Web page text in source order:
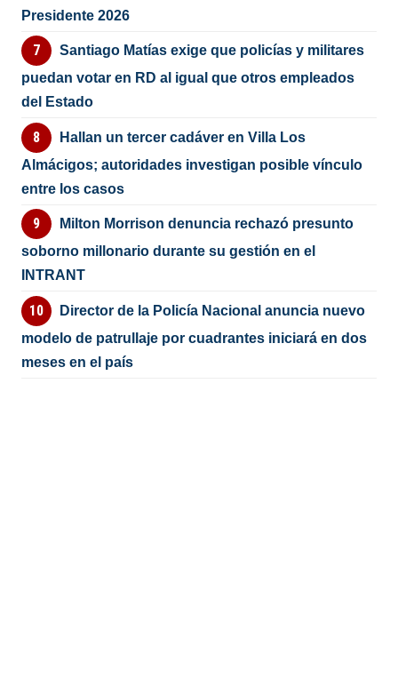
Presidente 2026
Santiago Matías exige que policías y militares
puedan votar en RD al igual que otros empleados
del Estado
Hallan un tercer cadáver en Villa Los
Almácigos; autoridades investigan posible vínculo
entre los casos
Milton Morrison denuncia rechazó presunto
soborno millonario durante su gestión en el
INTRANT
Director de la Policía Nacional anuncia nuevo
modelo de patrullaje por cuadrantes iniciará en dos
meses en el país